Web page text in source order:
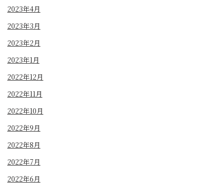
2023年4月
2023年3月
2023年2月
2023年1月
2022年12月
2022年11月
2022年10月
2022年9月
2022年8月
2022年7月
2022年6月